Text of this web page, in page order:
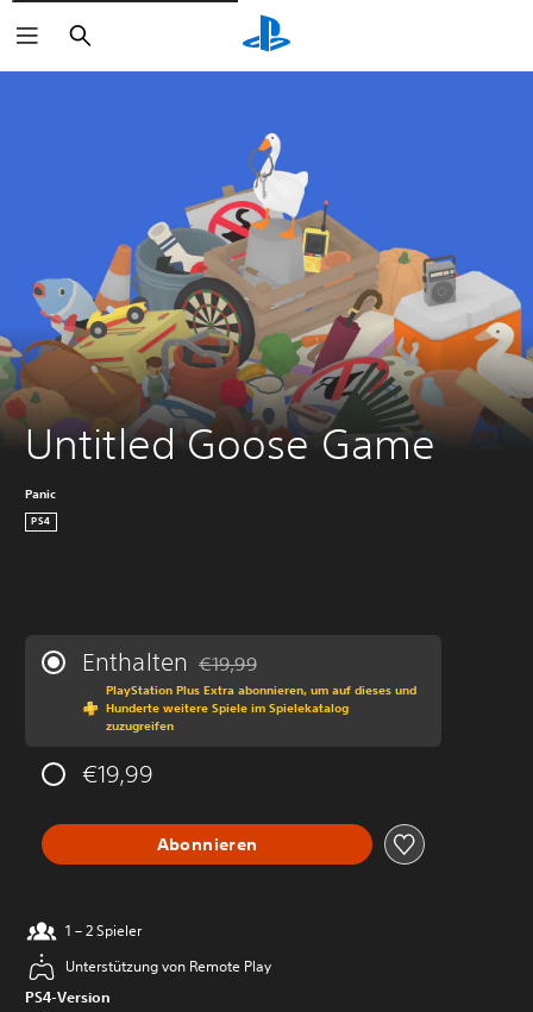
Suchen
Untitled Goose Game
Panic
PS4
Enthalten Preisnachlass gegenüber dem
€19,99
PlayStation Plus Extra abonnieren, um auf dieses und
Hunderte weitere Spiele im Spielekatalog
zuzugreifen
€19,99
Abonnieren
1 – 2 Spieler
Unterstützung von Remote Play
PS4-Version